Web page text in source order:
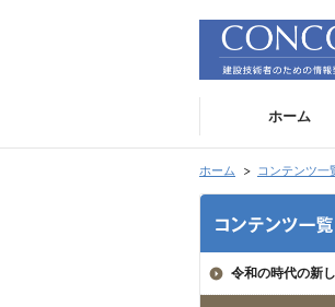
ホーム
ホーム コンテンツ一
令和の時代の新